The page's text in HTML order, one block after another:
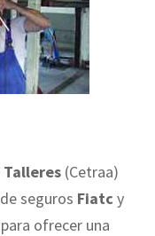
Talleres (Cetraa)
seguros Fiatc y
ofrecer una